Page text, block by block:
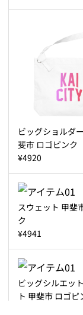
ビッグショルダ
斐市 ロゴピンク
¥4920
スウェット 甲斐
ク
¥4941
ビッグシルエッ
ト 甲斐市 ロゴピ